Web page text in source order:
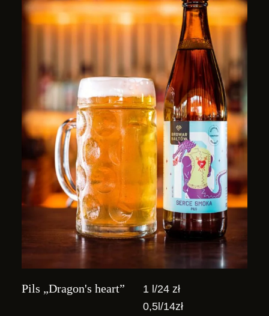
Pils „Dragon's heart”
1 l/24 zł
0,5l/14zł